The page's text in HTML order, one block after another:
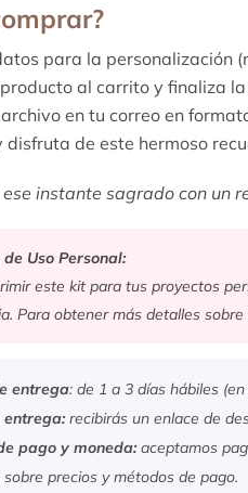
para la personalización
al carrito y finaliza
en tu correo en
disfruta de este hermoso
ese instante sagrado con un
Uso Personal:
este kit para tus proyectos
Para obtener más detalles
entrega: de 1 a 3 días hábiles
entrega:recibirás un enlace de
pago y moneda:aceptamos
precios y métodos de pago.